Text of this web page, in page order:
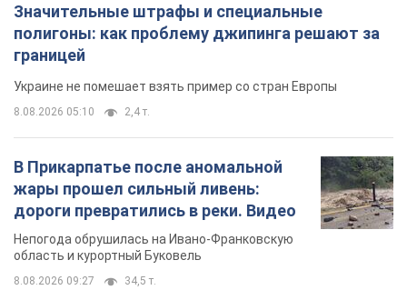
Значительные штрафы и специальные
полигоны: как проблему джипинга решают за
границей
Украине не помешает взять пример со стран Европы
8.08.2026 05:10 2,4 т.
В Прикарпатье после аномальной
жары прошел сильный ливень:
дороги превратились в реки. Видео
Непогода обрушилась на Ивано-Франковскую
область и курортный Буковель
8.08.2026 09:27 34,5 т.